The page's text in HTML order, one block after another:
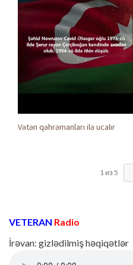
Vətən qəhrəmanları ilə ucalır
1 из 5
VETERAN Radio
İrəvan: gizlədilmiş həqiqətlər